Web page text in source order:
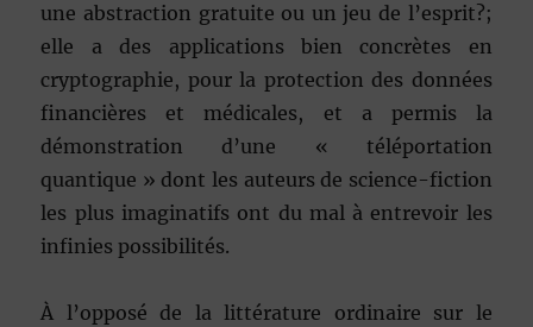
une abstraction gratuite ou un jeu de l’esprit?;
elle a des applications bien concrètes en
cryptographie, pour la protection des données
financières et médicales, et a permis la
démonstration d’une « téléportation
quantique » dont les auteurs de science-fiction
les plus imaginatifs ont du mal à entrevoir les
infinies possibilités.
À l’opposé de la littérature ordinaire sur le